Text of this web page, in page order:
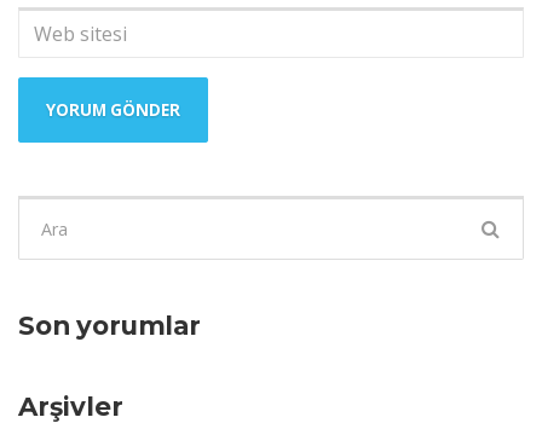
Adresi*
Web
ara:
Son yorumlar
Arşivler